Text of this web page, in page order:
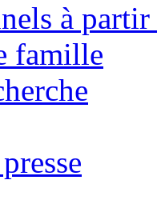
à
famille